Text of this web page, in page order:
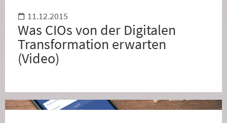
11.12.2015
Was CIOs von der Digitalen
Transformation erwarten
(Video)